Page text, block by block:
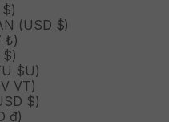
(USD $)
₺)
$)
$U)
VT)
$)
₫)